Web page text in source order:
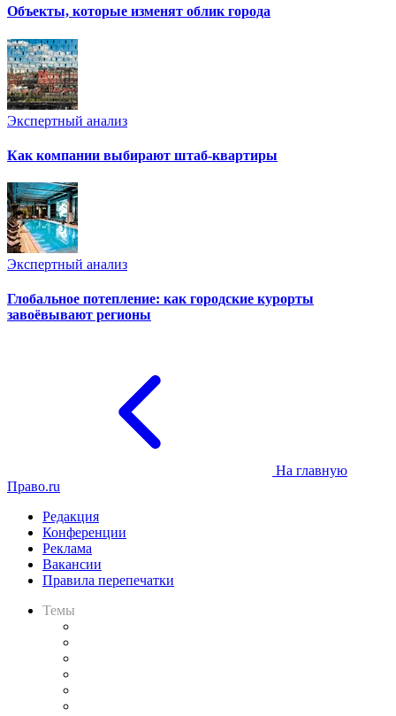
Объекты, которые изменят облик города
Экспертный анализ
Как компании выбирают штаб-квартиры
Экспертный анализ
Глобальное потепление: как городские курорты
завоёвывают регионы
На главную
Право.ru
Редакция
Конференции
Реклама
Вакансии
Правила перепечатки
Темы